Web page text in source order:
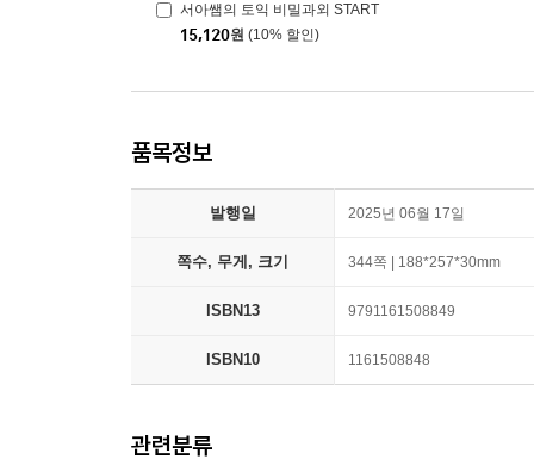
서아쌤의 토익 비밀과외 START
15,120원 (10% 할인)
품목정보
발행일 2025년 06월 17일
쪽수, 무게, 크기 344쪽 | 188*257*30mm
ISBN13 9791161508849
ISBN10 1161508848
관련분류